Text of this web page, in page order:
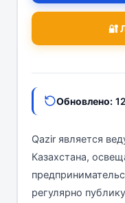
🔐
Обновлено:
Qazir является
Казахстана,
регулярно